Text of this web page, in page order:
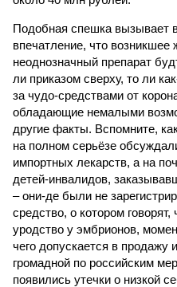
Подобная спешка вызывает
впечатление, что возникшее
неоднозначный препарат
ли приказом сверху, то ли
за чудо-средствами от
обладающие немалыми
другие факты. Вспомните,
на полном серьёзе
импортных лекарств, а на
детей-инвалидов,
– они-де были не
средство, о котором
уродство у эмбрионов,
чего допускается в
громадной по российским
появились утечки о низкой